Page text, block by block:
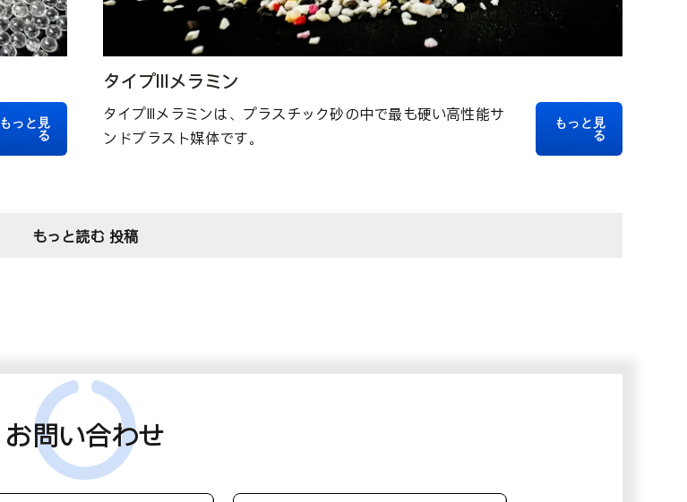
もっと見
る
タイプIIIメラミン
タイプIIIメラミンは、プラスチック砂の中で最も硬い高性能サ
ンドブラスト媒体です。
もっと見
る
もっと読む 投稿
お問い合わせ